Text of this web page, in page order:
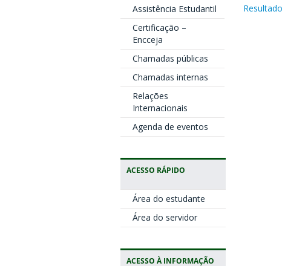
Assistência Estudantil
Certificação –
Encceja
Chamadas públicas
Chamadas internas
Relações
Internacionais
Agenda de eventos
ACESSO RÁPIDO
Área do estudante
Área do servidor
ACESSO À INFORMAÇÃO